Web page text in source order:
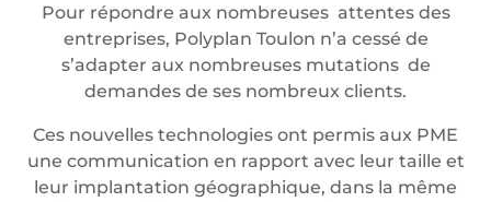
Pour répondre aux nombreuses attentes des
entreprises, Polyplan Toulon n’a cessé de
s’adapter aux nombreuses mutations de
demandes de ses nombreux clients.
Ces nouvelles technologies ont permis aux PME
une communication en rapport avec leur taille et
leur implantation géographique, dans la même